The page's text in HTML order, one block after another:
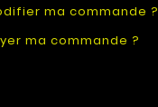
ma commande ?
ma commande ?